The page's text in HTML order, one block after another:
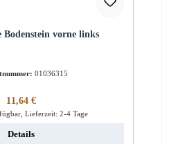
Bodenstein vorne links
01036315
Regulärer Preis:
11,64 €
Lieferzeit: 2-4 Tage
Details